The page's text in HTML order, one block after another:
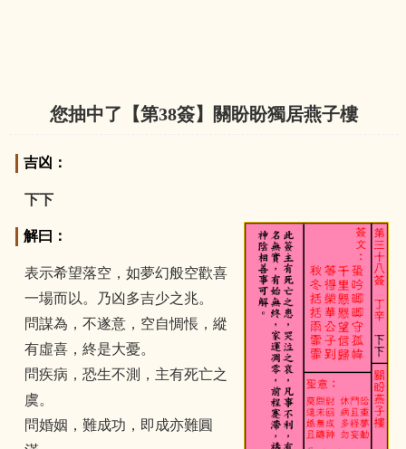
您抽中了【第38簽】關盼盼獨居燕子樓
吉凶：
下下
解曰：
表示希望落空，如夢幻般空歡喜
一場而以。乃凶多吉少之兆。
問謀為，不遂意，空自惆悵，縱
有虛喜，終是大憂。
問疾病，恐生不測，主有死亡之
虞。
問婚姻，難成功，即成亦難圓